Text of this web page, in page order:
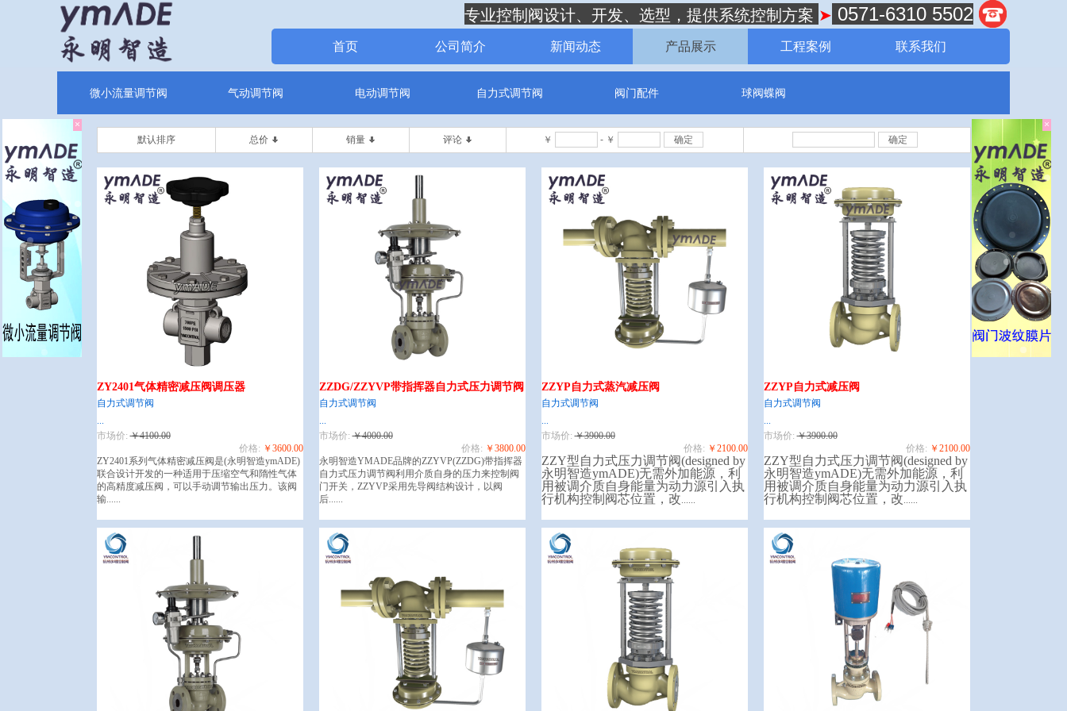
微小流量调节阀 气动调节阀 电动调节阀 自力式调节阀 阀门配件 球阀蝶阀
默认排序 总价 销量 评论 ￥ - ￥ 确定 确定
ZY2401气体精密减压阀调压器
自力式调节阀
...
市场价: ￥4100.00
价格: ￥3600.00
ZY2401系列气体精密减压阀是(永明智造ymADE)
联合设计开发的一种适用于压缩空气和隋性气体
的高精度减压阀，可以手动调节输出压力。该阀
输......
ZZDG/ZZYVP带指挥器自力式压力调节阀
自力式调节阀
...
市场价: ￥4000.00
价格: ￥3800.00
永明智造YMADE品牌的ZZYVP(ZZDG)带指挥器
自力式压力调节阀利用介质自身的压力来控制阀
门开关，ZZYVP采用先导阀结构设计，以阀
后......
ZZYP自力式蒸汽减压阀
自力式调节阀
...
市场价: ￥3900.00
价格: ￥2100.00
ZZY型自力式压力调节阀(designed by
永明智造ymADE)无需外加能源，利
用被调介质自身能量为动力源引入执
行机构控制阀芯位置，改......
ZZYP自力式减压阀
自力式调节阀
...
市场价: ￥3900.00
价格: ￥2100.00
ZZY型自力式压力调节阀(designed by
永明智造ymADE)无需外加能源，利
用被调介质自身能量为动力源引入执
行机构控制阀芯位置，改......
专业控制阀设计、开发、选型，提供系统控制方案 ➤ 0571-6310 5502
首页 公司简介 新闻动态 产品展示 工程案例 联系我们
×
×